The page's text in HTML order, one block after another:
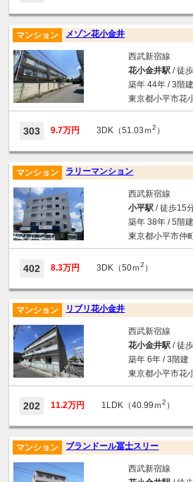
メゾン花小金井
マンション
西武新宿線
花小金井駅/ 徒
築年 44年 / 3階建
東京都小平市花
303 9.7万円 3DK（51.03ｍ2 ）
ラリーマンション
マンション
西武新宿線
小平駅/ 徒歩15
築年 38年 / 5階建
東京都小平市仲
402 8.3万円 3DK（50ｍ2 ）
リブリ花小金井
マンション
西武新宿線
花小金井駅/ 徒
築年 6年 / 3階建
東京都小平市花
202 11.2万円 1LDK（40.99ｍ2 ）
ブランドール冨士スリー
マンション
西武新宿線